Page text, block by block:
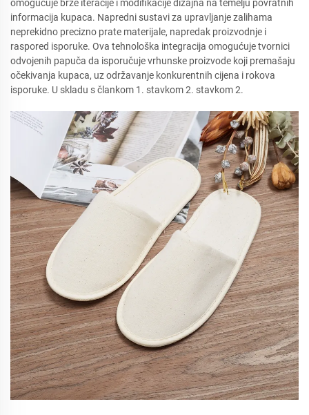
omogućuje brze iteracije i modifikacije dizajna na temelju povratnih
informacija kupaca. Napredni sustavi za upravljanje zalihama
neprekidno precizno prate materijale, napredak proizvodnje i
raspored isporuke. Ova tehnološka integracija omogućuje tvornici
odvojenih papuča da isporučuje vrhunske proizvode koji premašaju
očekivanja kupaca, uz održavanje konkurentnih cijena i rokova
isporuke. U skladu s člankom 1. stavkom 2. stavkom 2.